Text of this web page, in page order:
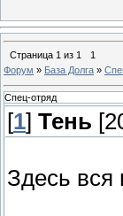
Страница 1 из 1
1
Форум » База Долга »
Спец-отряд
[1] Тень
Здесь вся